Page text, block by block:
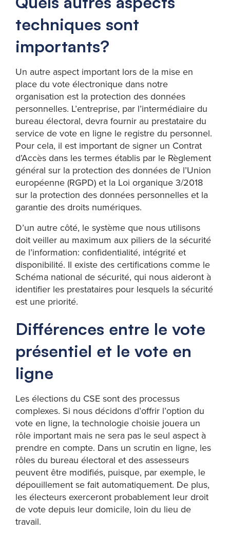
techniques sont
importants?
Un autre aspect important lors de la mise en
place du vote électronique dans notre
organisation est la protection des données
personnelles. L’entreprise, par l’intermédiaire du
bureau électoral, devra fournir au prestataire du
service de vote en ligne le registre du personnel.
Pour cela, il est important de signer un Contrat
d’Accès dans les termes établis par le Règlement
général sur la protection des données de l’Union
européenne (RGPD) et la Loi organique 3/2018
sur la protection des données personnelles et la
garantie des droits numériques.
D’un autre côté, le système que nous utilisons
doit veiller au maximum aux piliers de la sécurité
de l’information: confidentialité, intégrité et
disponibilité. Il existe des certifications comme le
Schéma national de sécurité, qui nous aideront à
identifier les prestataires pour lesquels la sécurité
est une priorité.
Différences entre le vote
présentiel et le vote en
ligne
Les élections du CSE sont des processus
complexes. Si nous décidons d’offrir l’option du
vote en ligne, la technologie choisie jouera un
rôle important mais ne sera pas le seul aspect à
prendre en compte. Dans un scrutin en ligne, les
rôles du bureau électoral et des assesseurs
peuvent être modifiés, puisque, par exemple, le
dépouillement se fait automatiquement. De plus,
les électeurs exerceront probablement leur droit
de vote depuis leur domicile, loin du lieu de
travail.